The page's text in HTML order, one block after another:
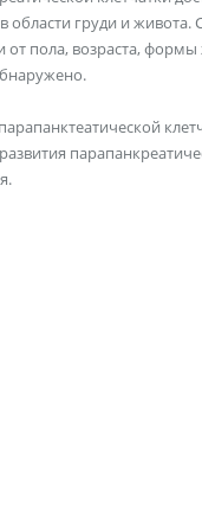
груди и живота.
от пола, возраста,